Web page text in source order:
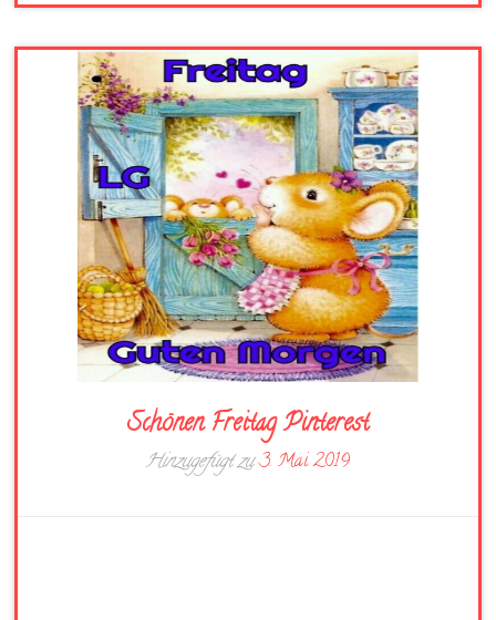
Schönen Freitag Pinterest
Hinzugefügt zu3. Mai 2019